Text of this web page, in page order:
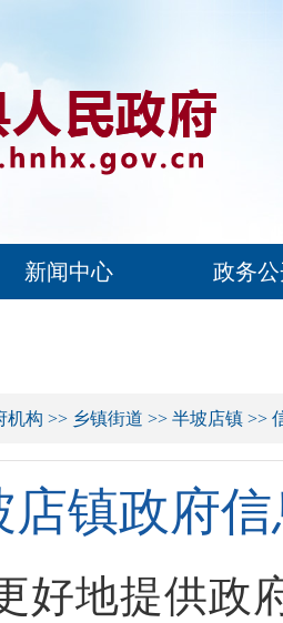
新闻中心 政务
机构 >> 乡镇街道 >> 半坡店镇 >>
店镇政府
地提供政府